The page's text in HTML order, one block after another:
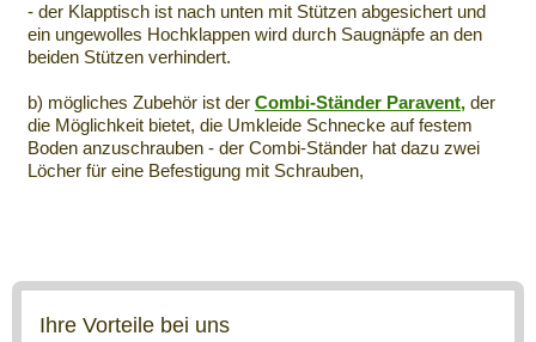
- der Klapptisch ist nach unten mit Stützen abgesichert und
ein ungewolles Hochklappen wird durch Saugnäpfe an den
beiden Stützen verhindert.
b) mögliches Zubehör ist der Combi-Ständer Paravent, der
die Möglichkeit bietet, die Umkleide Schnecke auf festem
Boden anzuschrauben - der Combi-Ständer hat dazu zwei
Löcher für eine Befestigung mit Schrauben,
Ihre Vorteile bei uns